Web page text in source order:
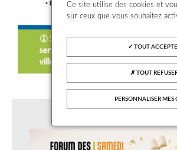
Ce site utilise des cookies et
sur ceux que vous souhaitez
TOUT
TOUT
PERSONNALISER MES